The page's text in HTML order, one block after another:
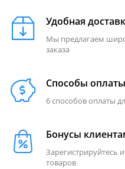
Удобная
Мы предлагаем
заказа
Способы оплаты
6 способов оплаты
Бонусы
Зарегистрируйтесь
товаров